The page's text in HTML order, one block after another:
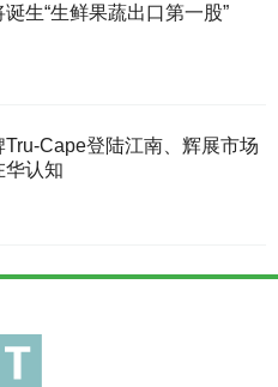
生“生鲜果蔬出口第一股”
Cape登陆江南、辉展市场
华认知